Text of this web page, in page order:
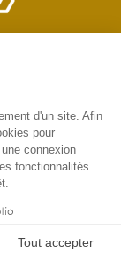
d'un site. Afin
pour
connexion
fonctionnalités
Tout accepter